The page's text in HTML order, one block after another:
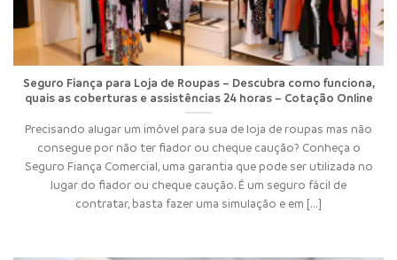
Seguro Fiança para Loja de Roupas – Descubra como funciona,
quais as coberturas e assistências 24 horas – Cotação Online
Precisando alugar um imóvel para sua de loja de roupas mas não
consegue por não ter fiador ou cheque caução? Conheça o
Seguro Fiança Comercial, uma garantia que pode ser utilizada no
lugar do fiador ou cheque caução. É um seguro fácil de
contratar, basta fazer uma simulação e em [...]